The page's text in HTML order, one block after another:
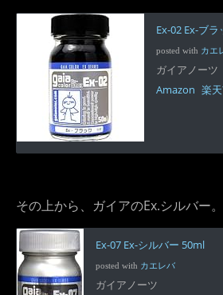
Ex-02 Ex-ブ
posted with カエ
ガイアノーツ
Amazon 楽
その上から、ガイアのEx.シルバー。
Ex-07 Ex-シルバー 50ml
posted with カエレバ
ガイアノーツ